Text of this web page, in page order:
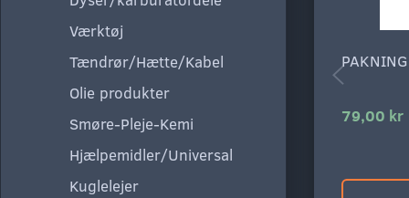
Værktøj
Tændrør/Hætte/Kabel
Olie produkter
Smøre-Pleje-Kemi
Hjælpemidler/Universal
Kuglelejer
79,00 kr